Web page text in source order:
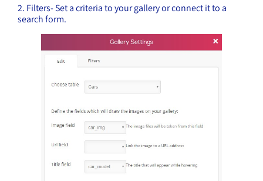
2. Filters- Set a criteria to your gallery or connect it to a
search form.